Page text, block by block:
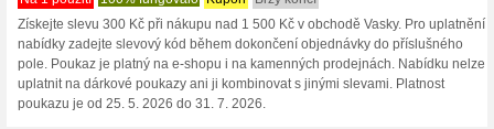
Vasky.cz
7 aktuálních nabídek